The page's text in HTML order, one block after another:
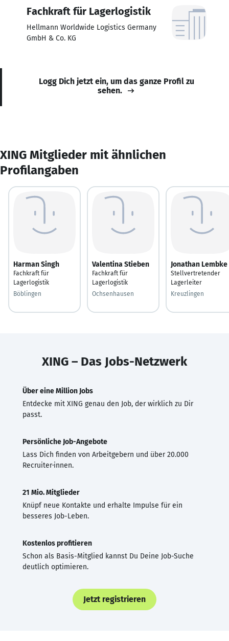
Fachkraft für Lagerlogistik
Hellmann Worldwide Logistics Germany
GmbH & Co. KG
Logg Dich jetzt ein, um das ganze Profil zu
sehen.
XING Mitglieder mit ähnlichen
Profilangaben
Harman Singh
Fachkraft für
Lagerlogistik
Böblingen
Valentina Stieben
Fachkraft für
Lagerlogistik
Ochsenhausen
Jonathan Lembke
Stellvertretender
Lagerleiter
Kreuzlingen
XING – Das Jobs-Netzwerk
Über eine Million Jobs
Entdecke mit XING genau den Job, der wirklich zu Dir
passt.
Persönliche Job-Angebote
Lass Dich finden von Arbeitgebern und über 20.000
Recruiter·innen.
21 Mio. Mitglieder
Knüpf neue Kontakte und erhalte Impulse für ein
besseres Job-Leben.
Kostenlos profitieren
Schon als Basis-Mitglied kannst Du Deine Job-Suche
deutlich optimieren.
Jetzt registrieren